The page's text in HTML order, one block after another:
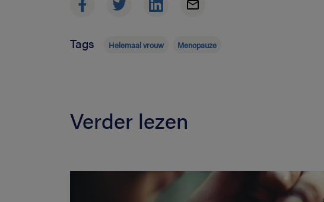
Tags Helemaal vrouw Menopauze
Verder lezen